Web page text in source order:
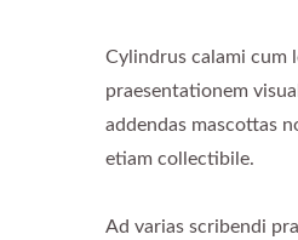
Cylindrus calami cum
praesentationem
addendas mascottas
etiam collectibile.
Ad varias scribendi